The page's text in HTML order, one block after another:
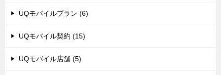
UQモバイルプラン (6)
UQモバイル契約 (15)
UQモバイル店舗 (5)